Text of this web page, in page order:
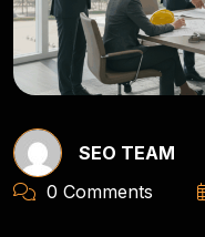
SEO TEAM
0 Comments